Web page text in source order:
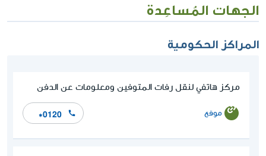
الجهات المُساعِدة
المراكز الحكومية
مركز هاتفي لنقل رفات المتوفين ومعلومات عن الدفن
موقع *0120